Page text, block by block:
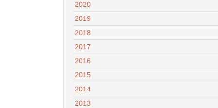
2020
2019
2018
2017
2016
2015
2014
2013